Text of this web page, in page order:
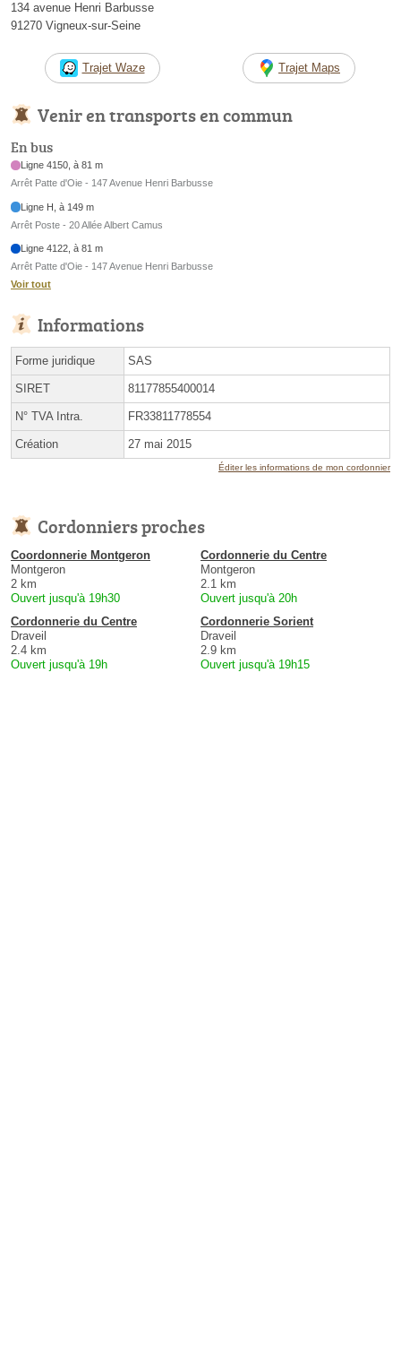
134 avenue Henri Barbusse
91270 Vigneux-sur-Seine
Trajet Waze Trajet Maps
Venir en transports en commun
En bus
Ligne 4150, à 81 m
Arrêt Patte d'Oie - 147 Avenue Henri Barbusse
Ligne H, à 149 m
Arrêt Poste - 20 Allée Albert Camus
Ligne 4122, à 81 m
Arrêt Patte d'Oie - 147 Avenue Henri Barbusse
Voir tout
Informations
Forme juridique SAS
SIRET 81177855400014
N° TVA Intra. FR33811778554
Création 27 mai 2015
Éditer les informations de mon cordonnier
Cordonniers proches
Coordonnerie Montgeron
Montgeron
2 km
Ouvert jusqu'à 19h30
Cordonnerie du Centre
Montgeron
2.1 km
Ouvert jusqu'à 20h
Cordonnerie du Centre
Draveil
2.4 km
Ouvert jusqu'à 19h
Cordonnerie Sorient
Draveil
2.9 km
Ouvert jusqu'à 19h15